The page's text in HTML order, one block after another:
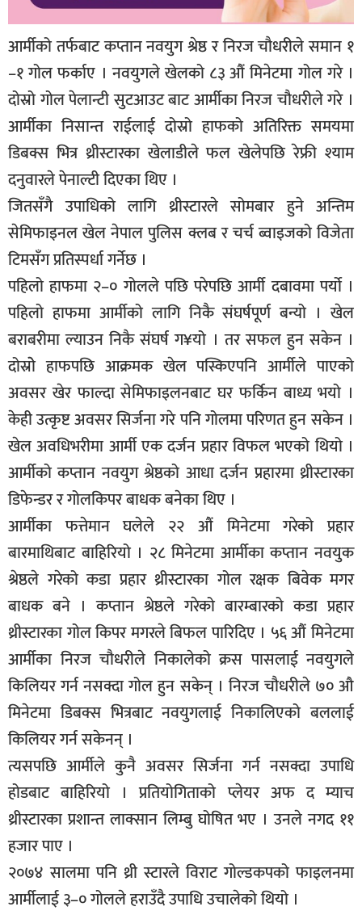
आर्मीको तर्फबाट कप्तान नवयुग श्रेष्ठ र निरज चौधरीले समान १
–१ गोल फर्काए । नवयुगले खेलको ८३ औं मिनेटमा गोल गरे ।
दोस्रो गोल पेलान्टी सुटआउट बाट आर्मीका निरज चौधरीले गरे ।
आर्मीका निसान्त राईलाई दोस्रो हाफको अतिरिक्त समयमा
डिबक्स भित्र थ्रीस्टारका खेलाडीले फल खेलेपछि रेफ्री श्याम
दनुवारले पेनाल्टी दिएका थिए ।
जितसँगै उपाधिको लागि थ्रीस्टारले सोमबार हुने अन्तिम
सेमिफाइनल खेल नेपाल पुलिस क्लब र चर्च ब्वाइजको विजेता
टिमसँग प्रतिस्पर्धा गर्नेछ ।
पहिलो हाफमा २–० गोलले पछि परेपछि आर्मी दबावमा पर्यो ।
पहिलो हाफमा आर्मीको लागि निकै संघर्षपूर्ण बन्यो । खेल
बराबरीमा ल्याउन निकै संघर्ष ग¥यो । तर सफल हुन सकेन ।
दोस्रोे हाफपछि आक्रमक खेल पस्किएपनि आर्मीले पाएको
अवसर खेर फाल्दा सेमिफाइलनबाट घर फर्किन बाध्य भयो ।
केही उत्कृष्ट अवसर सिर्जना गरे पनि गोलमा परिणत हुन सकेन ।
खेल अवधिभरीमा आर्मी एक दर्जन प्रहार विफल भएको थियो ।
आर्मीको कप्तान नवयुग श्रेष्ठको आधा दर्जन प्रहारमा थ्रीस्टारका
डिफेन्डर र गोलकिपर बाधक बनेका थिए ।
आर्मीका फत्तेमान घलेले २२ औं मिनेटमा गरेको प्रहार
बारमाथिबाट बाहिरियो । २८ मिनेटमा आर्मीका कप्तान नवयुक
श्रेष्ठले गरेको कडा प्रहार थ्रीस्टारका गोल रक्षक बिवेक मगर
बाधक बने । कप्तान श्रेष्ठले गरेको बारम्बारको कडा प्रहार
थ्रीस्टारका गोल किपर मगरले बिफल पारिदिए । ५६ औं मिनेटमा
आर्मीका निरज चौधरीले निकालेको क्रस पासलाई नवयुगले
किलियर गर्न नसक्दा गोल हुन सकेन् । निरज चौधरीले ७० औ
मिनेटमा डिबक्स भित्रबाट नवयुगलाई निकालिएको बललाई
किलियर गर्न सकेनन् ।
त्यसपछि आर्मीले कुनै अवसर सिर्जना गर्न नसक्दा उपाधि
होडबाट बाहिरियो । प्रतियोगिताको प्लेयर अफ द म्याच
थ्रीस्टारका प्रशान्त लाक्सान लिम्बु घोषित भए । उनले नगद ११
हजार पाए ।
२०७४ सालमा पनि थ्री स्टारले विराट गोल्डकपको फाइलनमा
आर्मीलाई ३–० गोलले हराउँदै उपाधि उचालेको थियो ।